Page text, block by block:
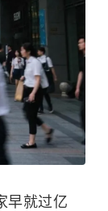
早就过亿